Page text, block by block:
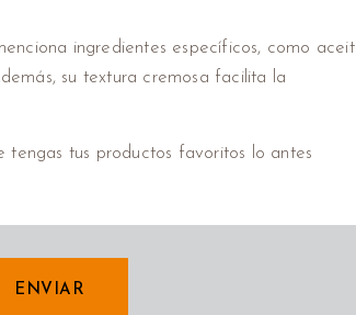
ingredientes específicos, como
su textura cremosa facilita la
tengas tus productos favoritos lo antes
ENVIAR